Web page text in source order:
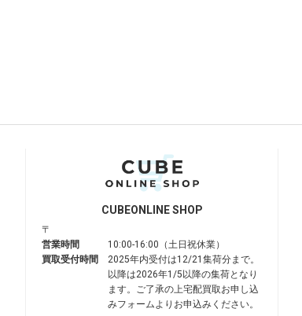
CUBEONLINE SHOP
〒
営業時間
10:00-16:00（土日祝休業）
買取受付時間
2025年内受付は12/21集荷分まで。
以降は2026年1/5以降の集荷となり
ます。ご了承の上宅配買取お申し込
みフォームよりお申込みください。